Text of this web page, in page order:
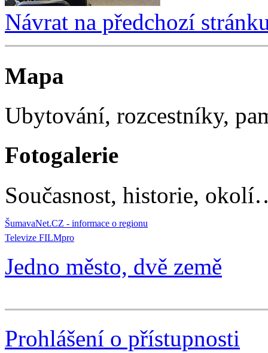
Návrat na předchozí
Mapa
Ubytování, rozcestníky,
Fotogalerie
Současnost, historie,
ŠumavaNet.CZ - informace o regionu
Televize FILMpro
Jedno město, dvě země
Prohlášení o přístupnosti